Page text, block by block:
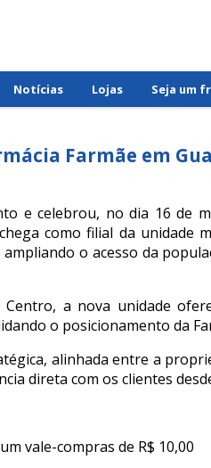
Notícias Lojas Seja um
Farmãe em
e celebrou, no dia 16 de
como filial da unidade
o acesso da
a nova unidade
o posicionamento da
alinhada entre a
direta com os clientes
vale-compras de R$ 10,00